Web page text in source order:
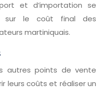
et d’importation se
sur le coût final des
martiniquais.
autres points de vente
leurs coûts et réaliser un